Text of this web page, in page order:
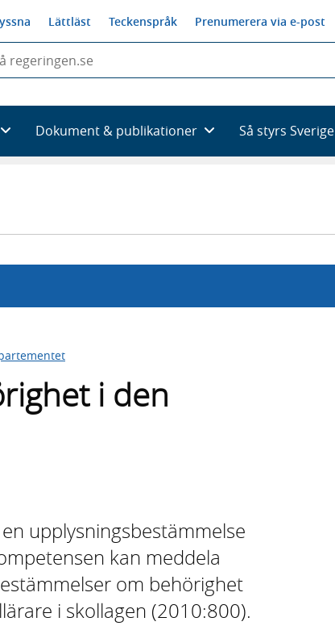
Lättläst Teckenspråk Prenumerera via e-post
Dokument & publikationer Så styrs Sverige
i den
upplysningsbestämmelse
kan meddela
om behörighet
i skollagen (2010:800).